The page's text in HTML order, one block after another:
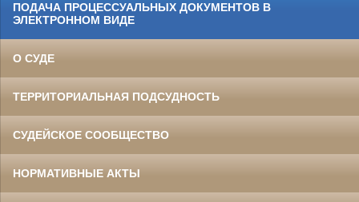
ПОДАЧА ПРОЦЕССУАЛЬНЫХ ДОКУМЕНТОВ В
ЭЛЕКТРОННОМ ВИДЕ
О СУДЕ
ТЕРРИТОРИАЛЬНАЯ ПОДСУДНОСТЬ
СУДЕЙСКОЕ СООБЩЕСТВО
НОРМАТИВНЫЕ АКТЫ